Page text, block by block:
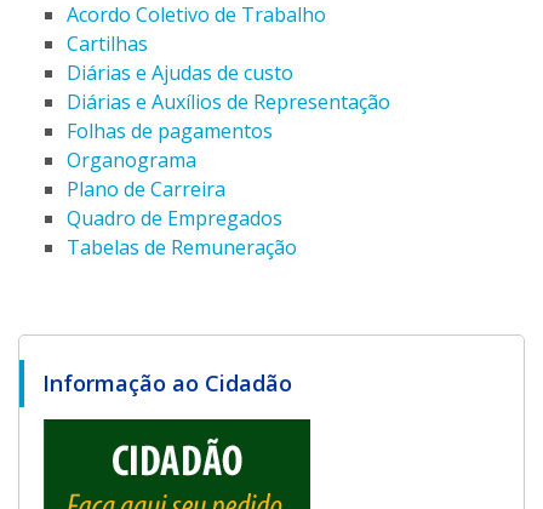
Acordo Coletivo de Trabalho
Cartilhas
Diárias e Ajudas de custo
Diárias e Auxílios de Representação
Folhas de pagamentos
Organograma
Plano de Carreira
Quadro de Empregados
Tabelas de Remuneração
Informação ao Cidadão